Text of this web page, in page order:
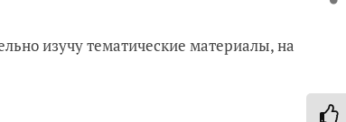
изучу тематические материалы, на